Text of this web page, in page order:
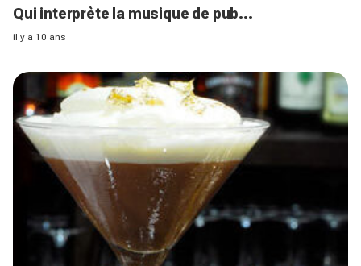
Qui interprète la musique de pub...
il y a 10 ans